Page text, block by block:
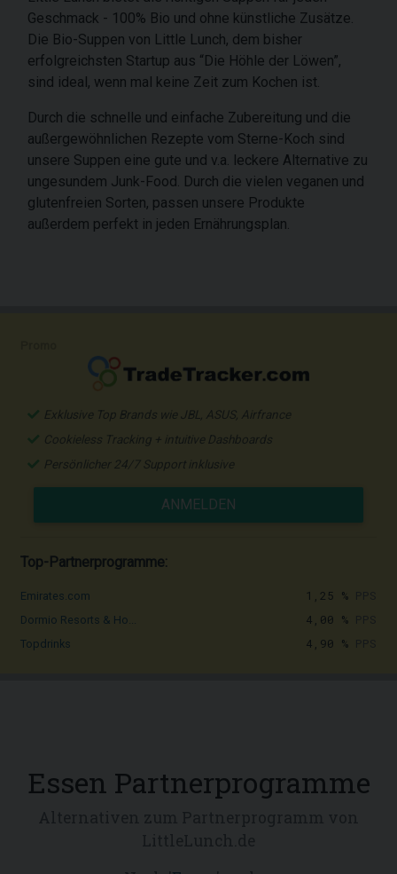
Geschmack - 100% Bio und ohne künstliche Zusätze.
Die Bio-Suppen von Little Lunch, dem bisher
erfolgreichsten Startup aus “Die Höhle der Löwen”,
sind ideal, wenn mal keine Zeit zum Kochen ist.
Durch die schnelle und einfache Zubereitung und die
außergewöhnlichen Rezepte vom Sterne-Koch sind
unsere Suppen eine gute und v.a. leckere Alternative zu
ungesundem Junk-Food. Durch die vielen veganen und
glutenfreien Sorten, passen unsere Produkte
außerdem perfekt in jeden Ernährungsplan.
Exklusive Top Brands wie JBL, ASUS, Airfrance
Cookieless Tracking + intuitive Dashboards
Persönlicher 24/7 Support inklusive
ANMELDEN
Top-Partnerprogramme:
Emirates.com 1,25 %
Dormio Resorts & Ho... 4,00 %
Topdrinks 4,90 %
Essen Partnerprogramme